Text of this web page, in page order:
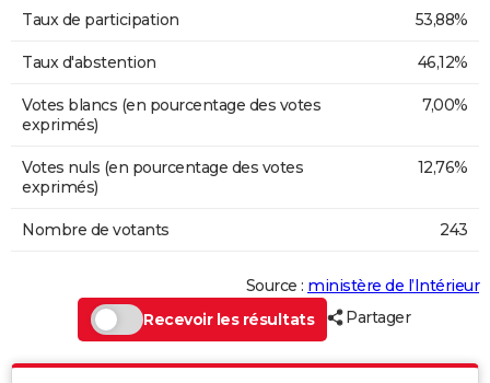
Taux de participation 53,88%
Taux d'abstention 46,12%
Votes blancs (en pourcentage des votes
exprimés)
7,00%
Votes nuls (en pourcentage des votes
exprimés)
12,76%
Nombre de votants 243
Source : ministère de l’Intérieur
Recevoir les résultats
Partager